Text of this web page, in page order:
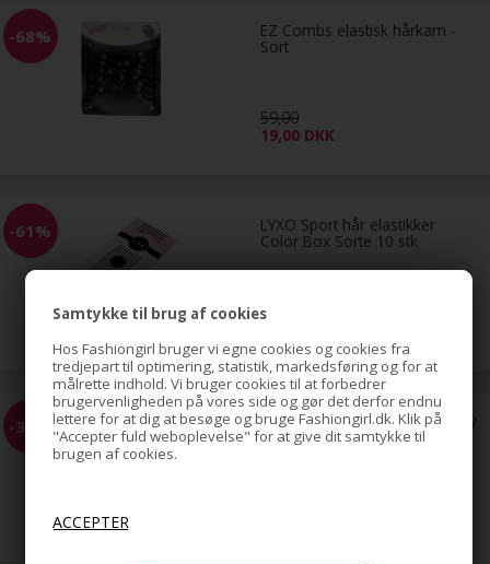
Samtykke til brug af cookies
Hos Fashiongirl bruger vi egne cookies og cookies fra
tredjepart til optimering, statistik, markedsføring og for at
målrette indhold. Vi bruger cookies til at forbedrer
brugervenligheden på vores side og gør det derfor endnu
lettere for at dig at besøge og bruge Fashiongirl.dk. Klik på
"Accepter fuld weboplevelse" for at give dit samtykke til
brugen af cookies.
-68% EZ Combs elastisk hårkam -
Sort
59,00
19,00 DKK
-61% LYXO Sport hår elastikker
Color Box Sorte 10 stk
49,00
-35% Pony tail Fiber extensions Curly
Lysebrun 6#